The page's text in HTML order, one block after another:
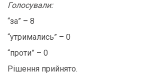
Голосували:
“за” – 8
“утримались” – 0
“проти” – 0
Рішення прийнято.